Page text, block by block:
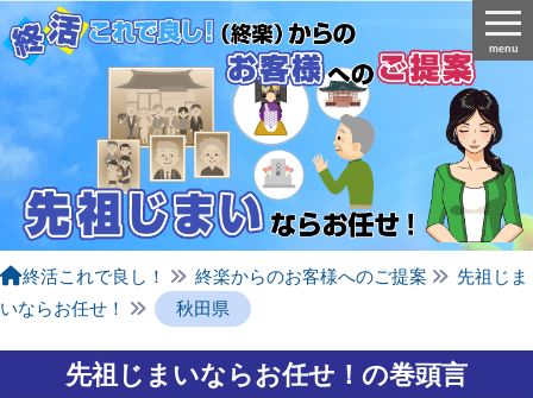
menu
終活これで良し！ 終楽からのお客様へのご提案
先祖じま
いならお任せ！
秋田県
先祖じまいならお任せ！の巻頭言